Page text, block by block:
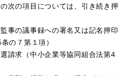
次の項目については、引き続き押
事の議事録への署名又は記名押印
の７第１項）
請求（中小企業等協同組合法第4